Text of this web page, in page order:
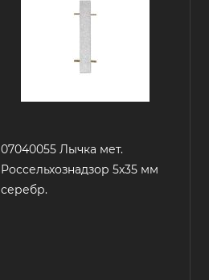
07040055 Лычка мет.
Россельхознадзор 5х35 мм
серебр.